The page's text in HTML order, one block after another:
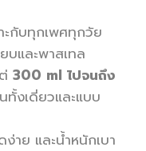
ะกับทุกเพศทุกวัย
บและพาสเทล
300 ml ไปจนถึง
ทั้งเดี่ยวและแบบ
าย และน้ำหนักเบา